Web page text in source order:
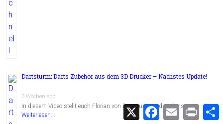
Dartsturm: Darts Zubehör aus dem 3D Drucker – Nächstes Update!
3 Wochen ago
In diesem Video stellt euch Florian von Dartsturm.de die nächste …
Weiterlesen...
X
F
E
m
P